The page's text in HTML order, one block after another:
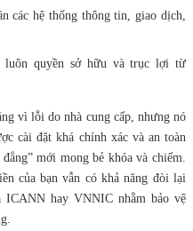
các hệ thống thông tin, giao dịch,
luôn quyền sở hữu và trục lợi từ
vì lỗi do nhà cung cấp, nhưng nó
cài đặt khá chính xác và an toàn
mới mong bẻ khóa và chiếm.
của bạn vẫn có khả năng đòi lại
hay VNNIC nhằm bảo vệ